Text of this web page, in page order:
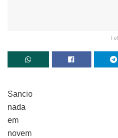
Sancio
nada
em
novem